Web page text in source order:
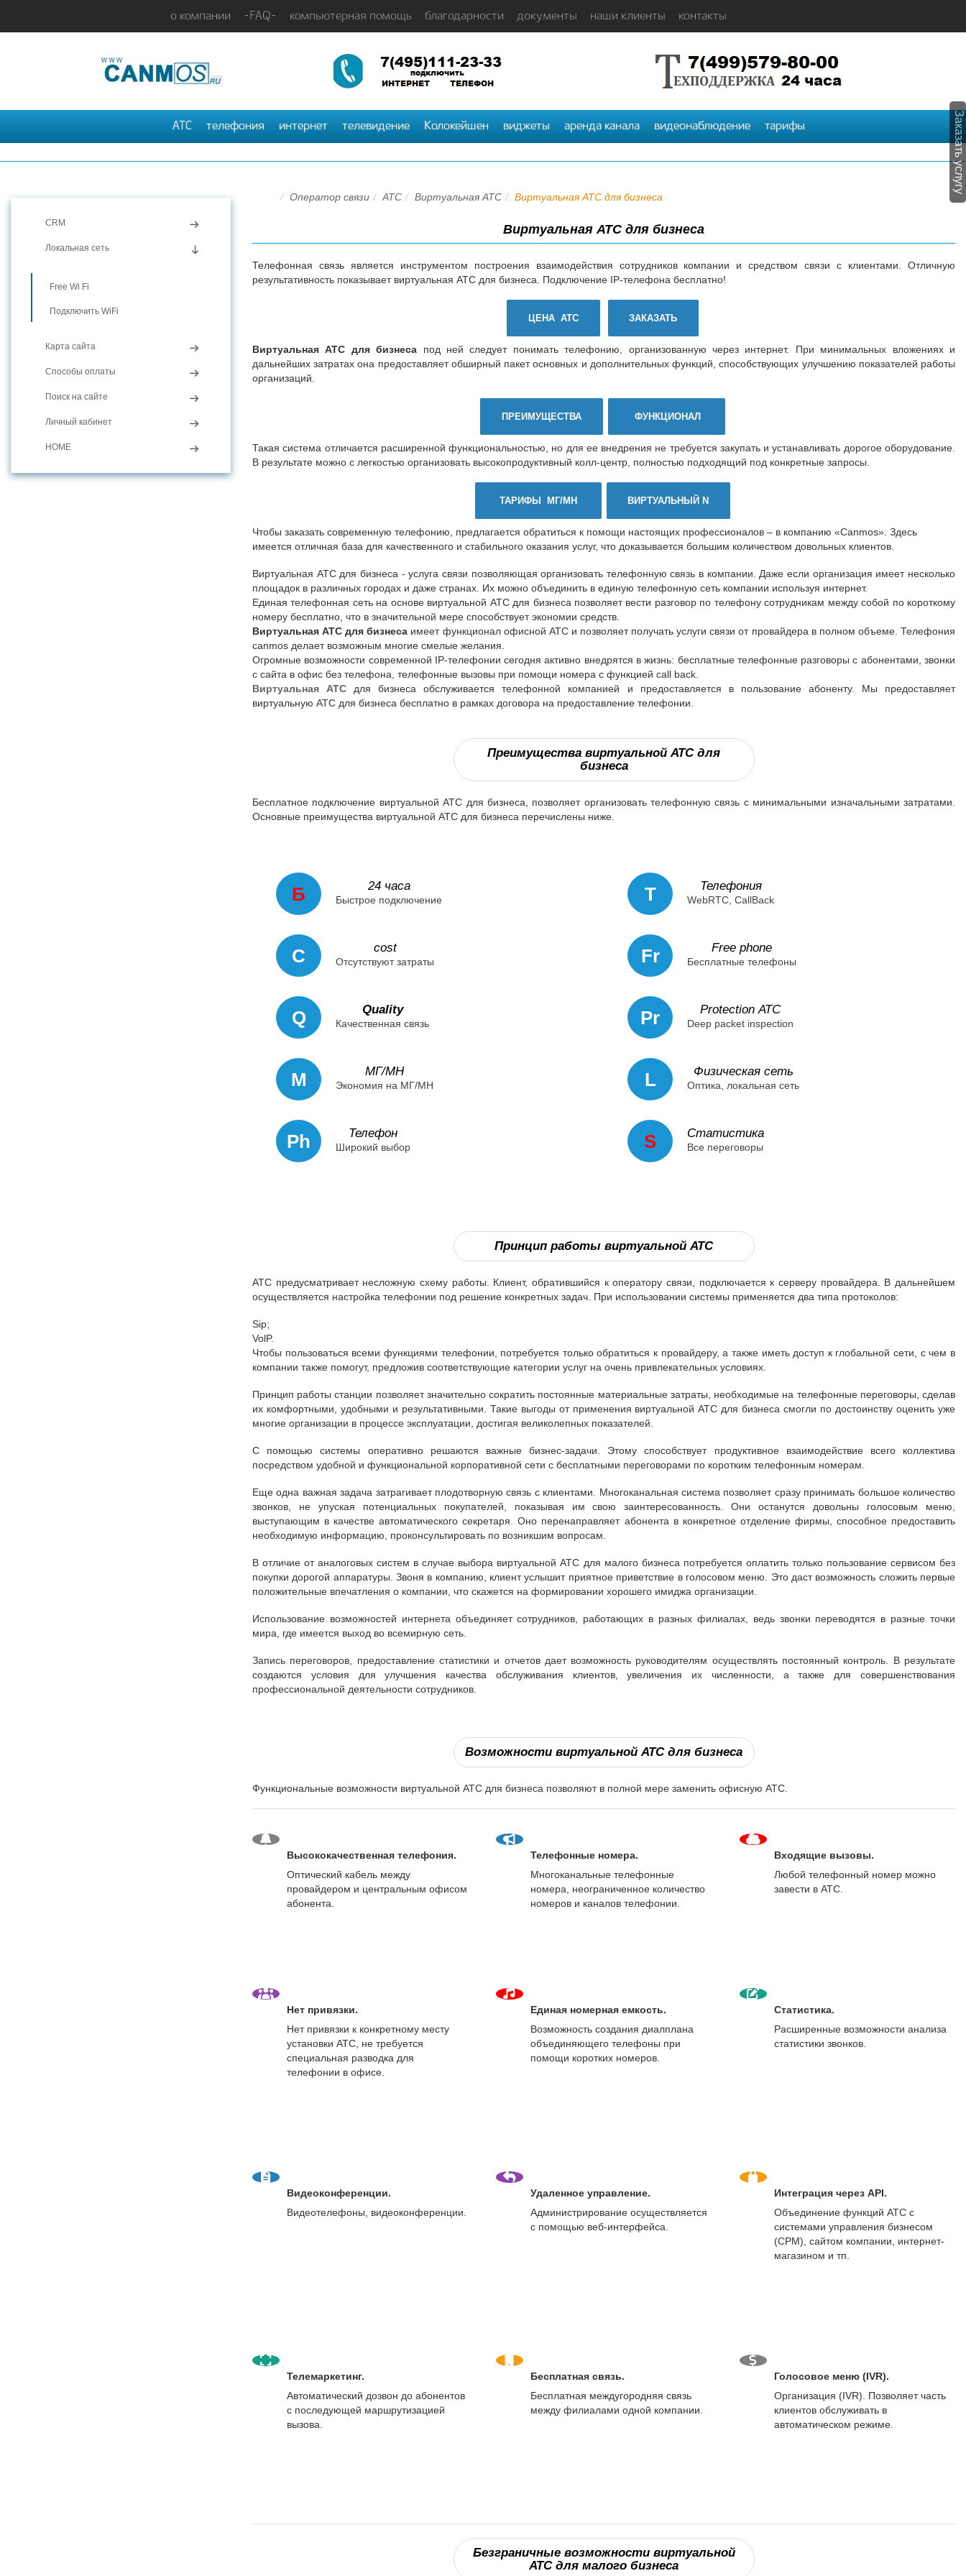
Заказать услугу
о компании -FAQ- компьютерная помощь благодарности документы наши клиенты контакты
АТС телефония интернет телевидение Колокейшен виджеты аренда канала видеонаблюдение тарифы
CRM
Локальная сеть
Free Wi Fi
Подключить WiFi
Карта сайта
Способы оплаты
Поиск на сайте
Личный кабинет
HOME
Оператор связи АТС Виртуальная АТС Виртуальная АТС для бизнеса
Виртуальная АТС для бизнеса
Телефонная связь является инструментом построения взаимодействия сотрудников компании и средством связи с клиентами. Отличную
результативность показывает виртуальная АТС для бизнеса. Подключение IP-телефона бесплатно!
ЦЕНА АТС ЗАКАЗАТЬ
Виртуальная АТС для бизнеса под ней следует понимать телефонию, организованную через интернет. При минимальных вложениях и
дальнейших затратах она предоставляет обширный пакет основных и дополнительных функций, способствующих улучшению показателей работы
организаций.
ПРЕИМУЩЕСТВА ФУНКЦИОНАЛ
Такая система отличается расширенной функциональностью, но для ее внедрения не требуется закупать и устанавливать дорогое оборудование.
В результате можно с легкостью организовать высокопродуктивный колл-центр, полностью подходящий под конкретные запросы.
ТАРИФЫ МГ/МН ВИРТУАЛЬНЫЙ N
Чтобы заказать современную телефонию, предлагается обратиться к помощи настоящих профессионалов – в компанию «Canmos». Здесь
имеется отличная база для качественного и стабильного оказания услуг, что доказывается большим количеством довольных клиентов.
Виртуальная АТС для бизнеса - услуга связи позволяющая организовать телефонную связь в компании. Даже если организация имеет несколько
площадок в различных городах и даже странах. Их можно объединить в единую телефонную сеть компании используя интернет.
Единая телефонная сеть на основе виртуальной АТС для бизнеса позволяет вести разговор по телефону сотрудникам между собой по короткому
номеру бесплатно, что в значительной мере способствует экономии средств.
Виртуальная АТС для бизнеса имеет функционал офисной АТС и позволяет получать услуги связи от провайдера в полном объеме. Телефония
canmos делает возможным многие смелые желания.
Огромные возможности современной IP-телефонии сегодня активно внедрятся в жизнь: бесплатные телефонные разговоры с абонентами, звонки
с сайта в офис без телефона, телефонные вызовы при помощи номера с функцией call back.
Виртуальная АТС для бизнеса обслуживается телефонной компанией и предоставляется в пользование абоненту. Мы предоставляет
виртуальную АТС для бизнеса бесплатно в рамках договора на предоставление телефонии.
Преимущества виртуальной АТС для
бизнеса
Бесплатное подключение виртуальной АТС для бизнеса, позволяет организовать телефонную связь с минимальными изначальными затратами.
Основные преимущества виртуальной АТС для бизнеса перечислены ниже.
Б 24 часа
Быстрое подключение
C cost
Отсутствуют затраты
Q Quality
Качественная связь
M МГ/МН
Экономия на МГ/МН
Ph Телефон
Широкий выбор
T Телефония
WebRTC, CallBack
Fr Free phone
Бесплатные телефоны
Pr Protection АТС
Deep packet inspection
L Физическая сеть
Оптика, локальная сеть
S Статистика
Все переговоры
Принцип работы виртуальной АТС
АТС предусматривает несложную схему работы. Клиент, обратившийся к оператору связи, подключается к серверу провайдера. В дальнейшем
осуществляется настройка телефонии под решение конкретных задач. При использовании системы применяется два типа протоколов:
Sip;
VolP.
Чтобы пользоваться всеми функциями телефонии, потребуется только обратиться к провайдеру, а также иметь доступ к глобальной сети, с чем в
компании также помогут, предложив соответствующие категории услуг на очень привлекательных условиях.
Принцип работы станции позволяет значительно сократить постоянные материальные затраты, необходимые на телефонные переговоры, сделав
их комфортными, удобными и результативными. Такие выгоды от применения виртуальной АТС для бизнеса смогли по достоинству оценить уже
многие организации в процессе эксплуатации, достигая великолепных показателей.
С помощью системы оперативно решаются важные бизнес-задачи. Этому способствует продуктивное взаимодействие всего коллектива
посредством удобной и функциональной корпоративной сети с бесплатными переговорами по коротким телефонным номерам.
Еще одна важная задача затрагивает плодотворную связь с клиентами. Многоканальная система позволяет сразу принимать большое количество
звонков, не упуская потенциальных покупателей, показывая им свою заинтересованность. Они останутся довольны голосовым меню,
выступающим в качестве автоматического секретаря. Оно перенаправляет абонента в конкретное отделение фирмы, способное предоставить
необходимую информацию, проконсультировать по возникшим вопросам.
В отличие от аналоговых систем в случае выбора виртуальной АТС для малого бизнеса потребуется оплатить только пользование сервисом без
покупки дорогой аппаратуры. Звоня в компанию, клиент услышит приятное приветствие в голосовом меню. Это даст возможность сложить первые
положительные впечатления о компании, что скажется на формировании хорошего имиджа организации.
Использование возможностей интернета объединяет сотрудников, работающих в разных филиалах, ведь звонки переводятся в разные точки
мира, где имеется выход во всемирную сеть.
Запись переговоров, предоставление статистики и отчетов дает возможность руководителям осуществлять постоянный контроль. В результате
создаются условия для улучшения качества обслуживания клиентов, увеличения их численности, а также для совершенствования
профессиональной деятельности сотрудников.
Возможности виртуальной АТС для бизнеса
Функциональные возможности виртуальной АТС для бизнеса позволяют в полной мере заменить офисную АТС.
Высококачественная телефония.
Оптический кабель между
провайдером и центральным офисом
абонента.
Телефонные номера.
Многоканальные телефонные
номера, неограниченное количество
номеров и каналов телефонии.
Входящие вызовы.
Любой телефонный номер можно
завести в АТС.
Нет привязки.
Нет привязки к конкретному месту
установки АТС, не требуется
специальная разводка для
телефонии в офисе.
Единая номерная емкость.
Возможность создания диалплана
объединяющего телефоны при
помощи коротких номеров.
Статистика.
Расширенные возможности анализа
статистики звонков.
Видеоконференции.
Видеотелефоны, видеоконференции.
Удаленное управление.
Администрирование осуществляется
с помощью веб-интерфейса.
Интеграция через API.
Объединение функций АТС с
системами управления бизнесом
(СРМ), сайтом компании, интернет-
магазином и тп.
Телемаркетинг.
Автоматический дозвон до абонентов
с последующей маршрутизацией
вызова.
Бесплатная связь.
Бесплатная междугородняя связь
между филиалами одной компании.
Голосовое меню (IVR).
Организация (IVR). Позволяет часть
клиентов обслуживать в
автоматическом режиме.
Безграничные возможности виртуальной
АТС для малого бизнеса